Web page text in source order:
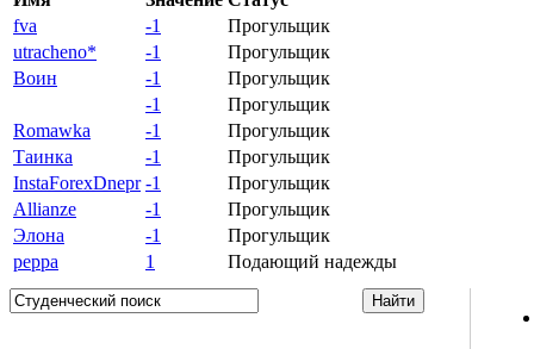
fva
-1
Прогульщик
utracheno*
-1
Прогульщик
Воин
-1
Прогульщик
-1
Прогульщик
Romawka
-1
Прогульщик
Таинка
-1
Прогульщик
InstaForexDnepr -1
Прогульщик
Allianze
-1
Прогульщик
Элона
-1
Прогульщик
peppa
1 Подающий надежды